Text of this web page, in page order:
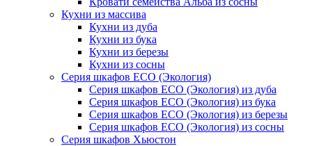
Кухни из массива
Кухни из дуба
Кухни из бука
Кухни из березы
Кухни из сосны
Серия шкафов ECO (Экология)
Серия шкафов ECO (Экология) из дуба
Серия шкафов ECO (Экология) из бука
Серия шкафов ECO (Экология) из березы
Серия шкафов ECO (Экология) из сосны
Серия шкафов Хьюстон